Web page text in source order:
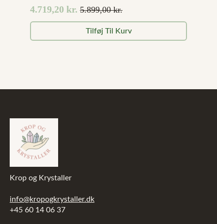
5.899,00kr.
Den
oprindelige
pris
4.719,20 kr.
Den
aktuelle
pris
Tilføj Til Kurv
Krop og Krystaller
info@kropogkrystaller.dk
+45 60 14 06 37